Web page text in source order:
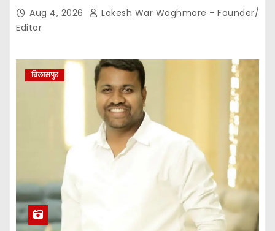
Aug 4, 2026
Lokesh War Waghmare - Founder/
Editor
बिलासपुर